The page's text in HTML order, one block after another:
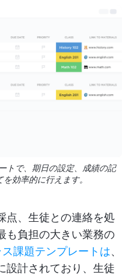
トで、期日の設定、成績の記
効率的に行えます。
点、生徒との連絡を処
も負担の大きい業務の
課題テンプレートは、
設計されており、生徒